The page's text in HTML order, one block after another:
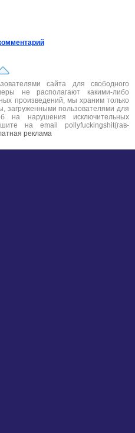
сайта для свободного
не располагают какими-либо
произведений, мы храним только
загруженными пользователями для
на нарушения исключительных
на email pollyfuckingshit(гав-
реклама